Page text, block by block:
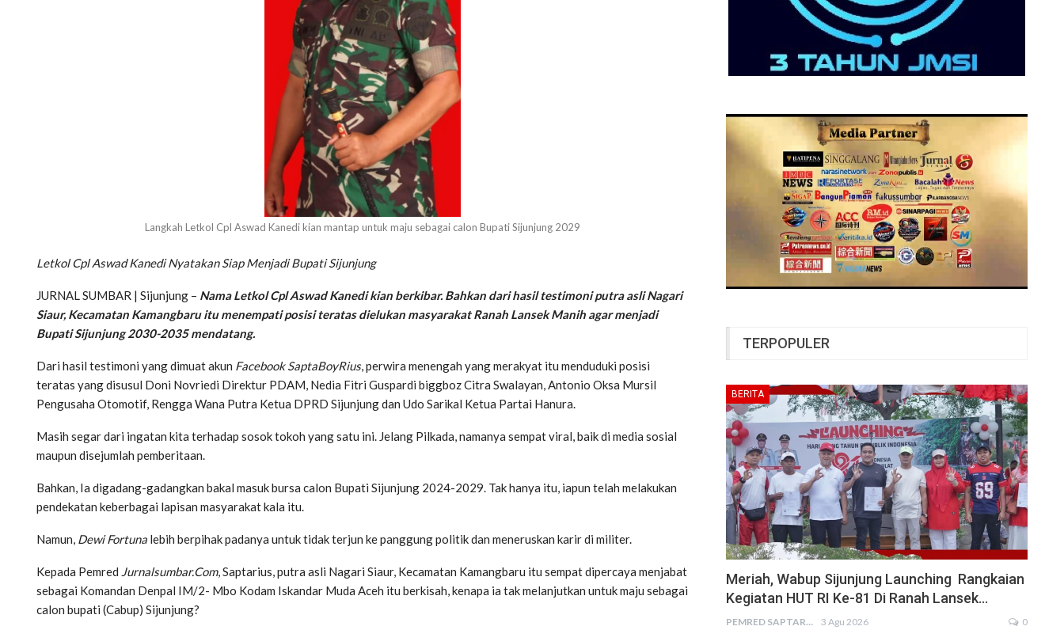
Langkah Letkol Cpl Aswad Kanedi kian mantap untuk maju sebagai calon Bupati Sijunjung 2029
Letkol Cpl Aswad Kanedi Nyatakan Siap Menjadi Bupati Sijunjung
JURNAL SUMBAR | Sijunjung – Nama Letkol Cpl Aswad Kanedi kian berkibar. Bahkan dari hasil testimoni putra asli Nagari
Siaur, Kecamatan Kamangbaru itu menempati posisi teratas dielukan masyarakat Ranah Lansek Manih agar menjadi
Bupati Sijunjung 2030-2035 mendatang.
Dari hasil testimoni yang dimuat akun Facebook SaptaBoyRius, perwira menengah yang merakyat itu menduduki posisi
teratas yang disusul Doni Novriedi Direktur PDAM, Nedia Fitri Guspardi biggboz Citra Swalayan, Antonio Oksa Mursil
Pengusaha Otomotif, Rengga Wana Putra Ketua DPRD Sijunjung dan Udo Sarikal Ketua Partai Hanura.
Masih segar dari ingatan kita terhadap sosok tokoh yang satu ini. Jelang Pilkada, namanya sempat viral, baik di media sosial
maupun disejumlah pemberitaan.
Bahkan, Ia digadang-gadangkan bakal masuk bursa calon Bupati Sijunjung 2024-2029. Tak hanya itu, iapun telah melakukan
pendekatan keberbagai lapisan masyarakat kala itu.
Namun, Dewi Fortuna lebih berpihak padanya untuk tidak terjun ke panggung politik dan meneruskan karir di militer.
Kepada Pemred Jurnalsumbar.Com, Saptarius, putra asli Nagari Siaur, Kecamatan Kamangbaru itu sempat dipercaya menjabat
sebagai Komandan Denpal IM/2- Mbo Kodam Iskandar Muda Aceh itu berkisah, kenapa ia tak melanjutkan untuk maju sebagai
calon bupati (Cabup) Sijunjung?
TERPOPULER
BERITA
Meriah, Wabup Sijunjung Launching Rangkaian
Kegiatan HUT RI Ke-81 Di Ranah Lansek…
PEMRED SAPTARIUS 3 Agu 2026 0